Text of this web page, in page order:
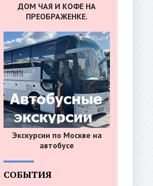
ДОМ ЧАЯ И КОФЕ НА
ПРЕОБРАЖЕНКЕ.
Экскурсии по Москве на
автобусе
СОБЫТИЯ